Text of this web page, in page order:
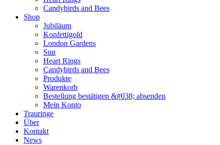
Candybirds and Bees
Shop
Jubiläum
Konfettigold
London Gardens
Sun
Heart Rings
Candybirds and Bees
Produkte
Warenkorb
Bestellung bestätigen &#038; absenden
Mein Konto
Trauringe
Über
Kontakt
News